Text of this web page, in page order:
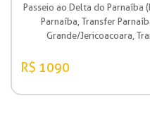
Passeio ao Delta do Parnaíba
Parnaíba, Transfer
Grande/Jericoacoara,
R$ 1090